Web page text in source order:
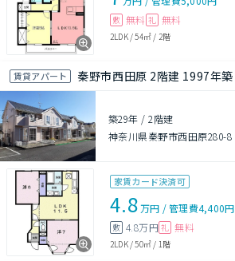
敷 無料 礼 無料
2LDK/54㎡ / 2階
賃貸アパート 秦野市西田原 2階建 1997年築
築29年 /2階建
神奈川県秦野市西田原280-8
家賃カード決済可
4.8万円 /管理費4,400円
敷 4.8万円 礼 無料
2LDK/50㎡ / 1階